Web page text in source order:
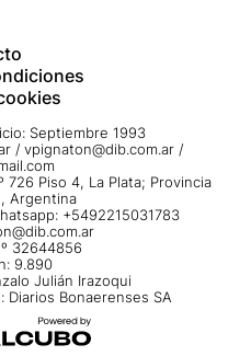
Septiembre 1993
/ vpignaton@dib.com.ar /
Piso 4, La Plata; Provincia
Argentina
+5492215031783
32644856
9.890
Julián Irazoqui
Diarios Bonaerenses SA